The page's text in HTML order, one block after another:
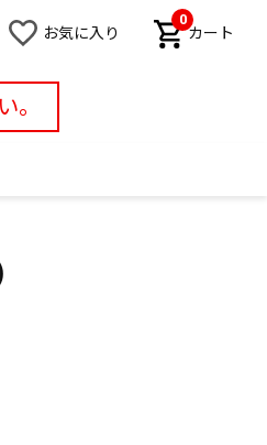
お気に入り カート
0
。